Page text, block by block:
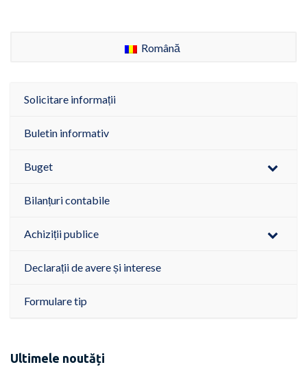
Română
Solicitare informații
Buletin informativ
Buget
Bilanțuri contabile
Achiziții publice
Declarații de avere și interese
Formulare tip
Ultimele noutăți